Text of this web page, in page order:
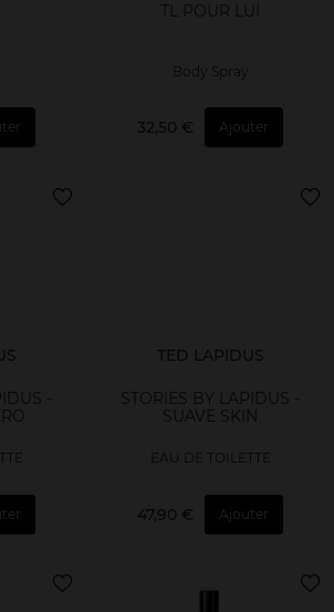
TL POUR LUI
Body Spray
32,50 € Ajouter
-
TED LAPIDUS
STORIES BY LAPIDUS -
SUAVE SKIN
EAU DE TOILETTE
47,90 € Ajouter